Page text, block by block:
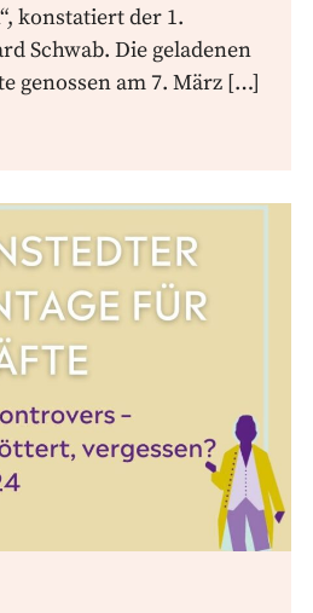
konstatiert der 1.
Schwab. Die geladenen
genossen am 7. März […]